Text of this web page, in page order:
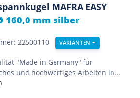
MAFRA EASY
160,0 mm silber
22500110 VARIANTEN
"Made in Germany" für
und hochwertiges Arbeiten in...